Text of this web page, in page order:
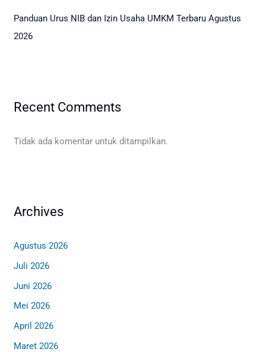
Panduan Urus NIB dan Izin Usaha UMKM Terbaru Agustus
2026
Recent Comments
Tidak ada komentar untuk ditampilkan.
Archives
Agustus 2026
Juli 2026
Juni 2026
Mei 2026
April 2026
Maret 2026